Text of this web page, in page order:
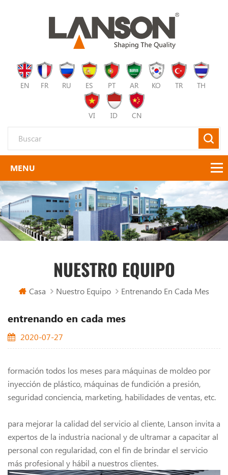
EN FR RU ES PT AR KO TR TH
VI ID CN
NUESTRO EQUIPO
Casa Nuestro Equipo Entrenando En Cada Mes
entrenando en cada mes
2020-07-27
formación todos los meses para máquinas de moldeo por
inyección de plástico, máquinas de fundición a presión,
seguridad conciencia, marketing, habilidades de ventas, etc.
para mejorar la calidad del servicio al cliente, Lanson invita a
expertos de la industria nacional y de ultramar a capacitar al
personal con regularidad, con el fin de brindar el servicio
más profesional y hábil a nuestros clientes.